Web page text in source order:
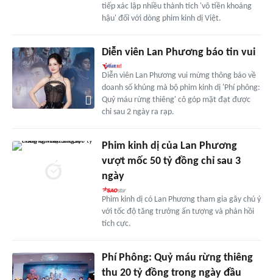
tiếp xác lập nhiều thành tích 'vô tiền khoáng
hậu' đối với dòng phim kinh dị Việt.
Diễn viên Lan Phương báo tin vui
Diễn viên Lan Phương vui mừng thông báo về
doanh số khủng mà bộ phim kinh dị 'Phí phông:
Quỷ máu rừng thiêng' cô góp mặt đạt được
chỉ sau 2 ngày ra rạp.
Phim kinh dị của Lan Phương
vượt mốc 50 tỷ đồng chỉ sau 3
ngày
Phim kinh dị có Lan Phương tham gia gây chú ý
với tốc độ tăng trưởng ấn tượng và phản hồi
tích cực.
Phí Phông: Quỷ máu rừng thiêng
thu 20 tỷ đồng trong ngày đầu